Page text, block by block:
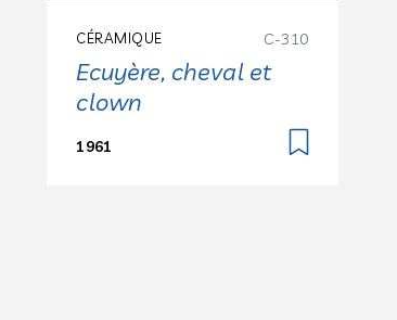
CÉRAMIQUE C-310
Ecuyère, cheval et
clown
1961